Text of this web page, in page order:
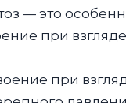
— это
при
при